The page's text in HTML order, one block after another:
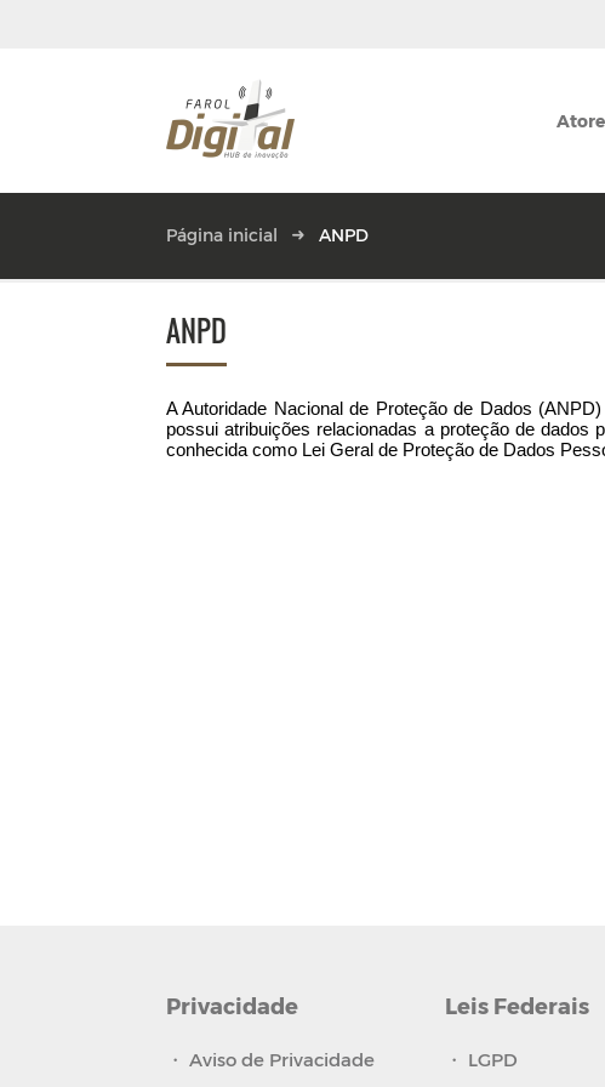
Página inicial ANPD
ANPD
A Autoridade Nacional de Proteção de Dados
possui atribuições relacionadas a proteção de dados
conhecida como Lei Geral de Proteção de Dados
Privacidade
・ Aviso de Privacidade
Leis Federais
・ LGPD